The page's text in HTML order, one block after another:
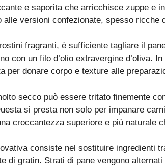
e saporita che arricchisce zuppe e
alle versioni confezionate, spesso ricche
fragranti, è sufficiente tagliare il
con un filo d’olio extravergine d’oliva.
per donare corpo e texture alle
secco può essere tritato finemente
si presta non solo per impanare
croccantezza superiore e più naturale
consiste nel sostituire ingredienti
di gratin. Strati di pane vengono